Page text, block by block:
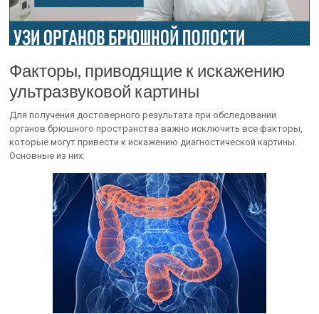
Факторы, приводящие к искажению
ультразвуковой картины
Для получения достоверного результата при обследовании
органов брюшного пространства важно исключить все факторы,
которые могут привести к искажению диагностической картины.
Основные из них: